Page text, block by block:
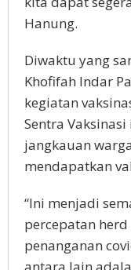
Hanung.
Diwaktu yang
Khofifah Indar
kegiatan
Sentra
jangkauan
mendapatkan
“Ini menjadi
percepatan
penanganan